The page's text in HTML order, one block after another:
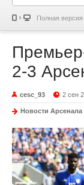
Полная версия
2-3
cesc_93 2 сен
Новости Арсенала